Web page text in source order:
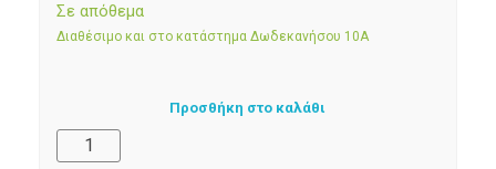
Σε απόθεμα
Διαθέσιμο και στο κατάστημα Δωδεκανήσου 10Α
Προσθήκη στο καλάθι